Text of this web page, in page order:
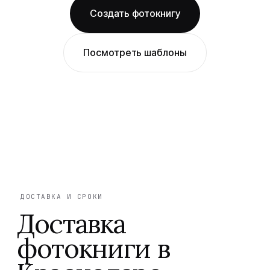
Создать фотокнигу
Посмотреть шаблоны
ДОСТАВКА И СРОКИ
Доставка
фотокниги в